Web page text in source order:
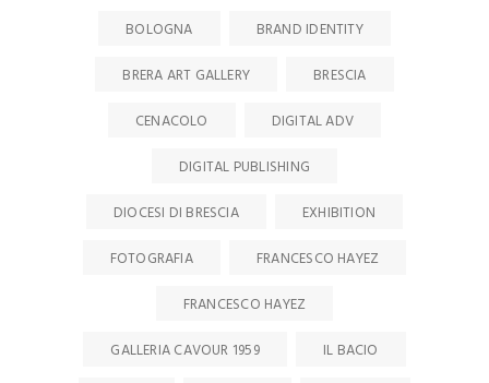
BOLOGNA
BRAND IDENTITY
BRERA ART GALLERY
BRESCIA
CENACOLO
DIGITAL ADV
DIGITAL PUBLISHING
DIOCESI DI BRESCIA
EXHIBITION
FOTOGRAFIA
FRANCESCO HAYEZ
FRANCESCO HAYEZ
GALLERIA CAVOUR 1959
IL BACIO